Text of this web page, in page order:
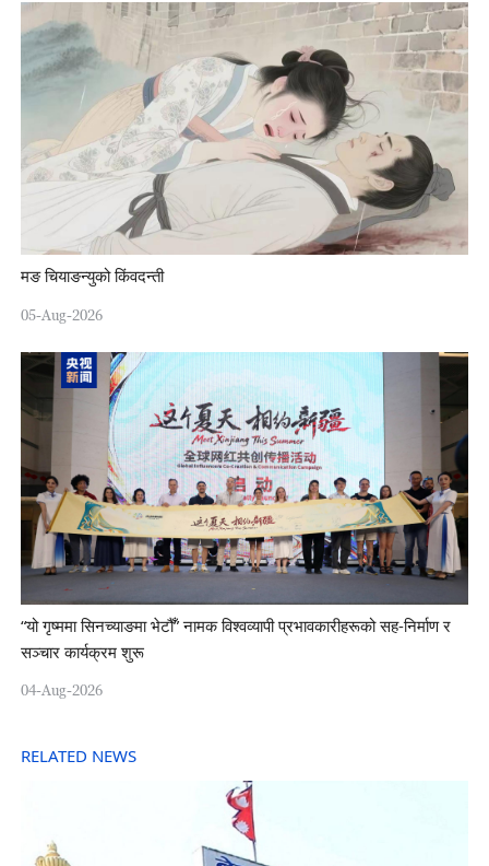
मङ चियाङन्युको किंवदन्ती
05-Aug-2026
“यो गृष्ममा सिनच्याङमा भेटौँ” नामक विश्वव्यापी प्रभावकारीहरूको सह-निर्माण र
सञ्चार कार्यक्रम शुरू
04-Aug-2026
RELATED NEWS